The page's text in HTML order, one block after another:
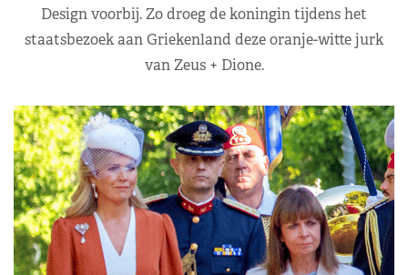
Design voorbij. Zo droeg de koningin tijdens het
staatsbezoek aan Griekenland deze oranje-witte jurk
van Zeus + Dione.